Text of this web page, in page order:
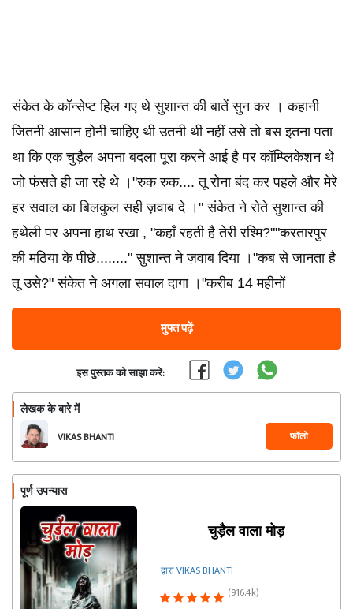
संकेत के कॉन्सेप्ट हिल गए थे सुशान्त की बातें सुन कर । कहानी
जितनी आसान होनी चाहिए थी उतनी थी नहीं उसे तो बस इतना पता
था कि एक चुड़ैल अपना बदला पूरा करने आई है पर कॉम्प्लिकेशन थे
जो फंसते ही जा रहे थे ।"रुक रुक.... तू रोना बंद कर पहले और मेरे
हर सवाल का बिलकुल सही ज़वाब दे ।" संकेत ने रोते सुशान्त की
हथेली पर अपना हाथ रखा , "कहाँ रहती है तेरी रश्मि?""करतारपुर
की मठिया के पीछे........" सुशान्त ने ज़वाब दिया ।"कब से जानता है
तू उसे?" संकेत ने अगला सवाल दागा ।"करीब 14 महीनों
मुफ्त पढ़ें
इस पुस्तक को साझा करें:
लेखक के बारे में
VIKAS BHANTI फॉलो
पूर्ण उपन्यास
चुड़ैल वाला मोड़
द्वारा VIKAS BHANTI
(916.4k)